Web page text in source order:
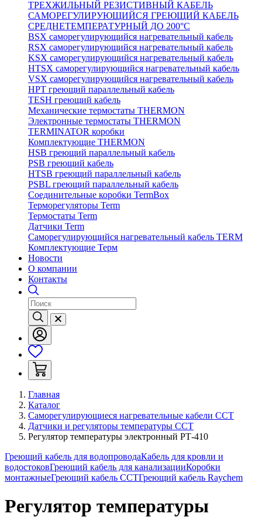
ТРЕХЖИЛЬНЫЙ РЕЗИСТИВНЫЙ КАБЕЛЬ
САМОРЕГУЛИРУЮЩИЙСЯ ГРЕЮЩИЙ КАБЕЛЬ
СРЕДНЕТЕМПЕРАТУРНЫЙ ДО 200°С
BSX саморегулирующийся нагревательный кабель
RSX саморегулирующийся нагревательный кабель
KSX саморегулирующийся нагревательный кабель
HTSX саморегулирующийся нагревательный кабель
VSX саморегулирующийся нагревательный кабель
НРТ греющий параллельный кабель
TESH греющий кабель
Механические термостаты THERMON
Электронные термостаты THERMON
TERMINATOR коробки
Комплектующие THERMON
HSB греющий параллельный кабель
PSB греющий кабель
HTSB греющий параллельный кабель
PSBL греющий параллельный кабель
Соединительные коробки TermBox
Терморегуляторы Term
Термостаты Term
Датчики Term
Саморегулирующийся нагревательный кабель TERM
Комплектующие Терм
Новости
О компании
Контакты
Главная
Каталог
Саморегулирующиеся нагревательные кабели ССТ
Датчики и регуляторы температуры ССТ
Регулятор температуры электронный РТ-410
Греющий кабель для водопроводаКабель для кровли и
водостоковГреющий кабель для канализацииКоробки
монтажныеГреющий кабель ССТГреющий кабель Raychem
Регулятор температуры